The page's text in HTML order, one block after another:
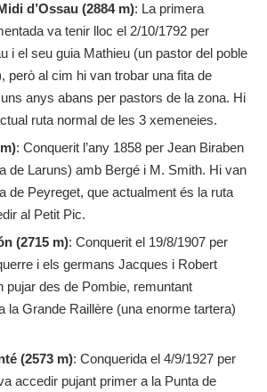
d’Ossau (2884 m): La primera
va tenir lloc el 2/10/1792 per
i el seu guia Mathieu (un pastor del poble
però al cim hi van trobar una fita de
anys abans per pastors de la zona. Hi
ruta normal de les 3 xemeneies.
: Conquerit l’any 1858 per Jean Biraben
de Laruns) amb Bergé i M. Smith. Hi van
de Peyreget, que actualment és la ruta
al Petit Pic.
(2715 m): Conquerit el 19/8/1907 per
i els germans Jacques i Robert
pujar des de Pombie, remuntant
la Grande Raillère (una enorme tartera)
(2573 m): Conquerida el 4/9/1927 per
accedir pujant primer a la Punta de